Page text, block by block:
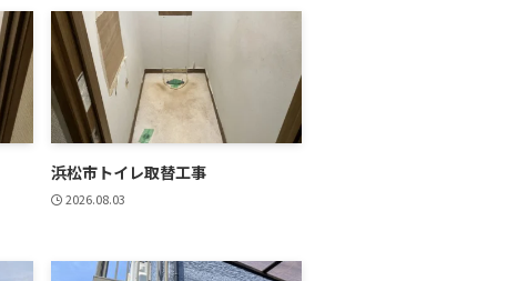
浜松市トイレ取替工事
2026.08.03